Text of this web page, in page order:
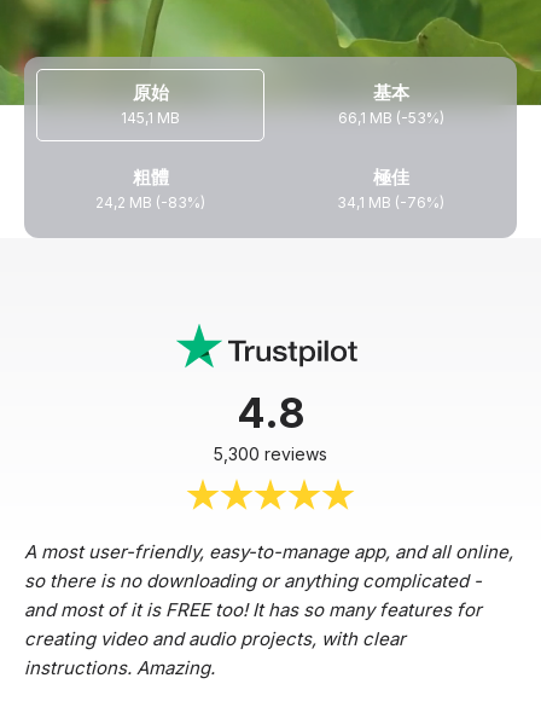
原始
145,1 MB
基本
66,1 MB (-53%)
粗體
24,2 MB (-83%)
極佳
34,1 MB (-76%)
4.8
5,300 reviews
A most user-friendly, easy-to-manage app, and all online,
so there is no downloading or anything complicated -
and most of it is FREE too! It has so many features for
creating video and audio projects, with clear
instructions. Amazing.